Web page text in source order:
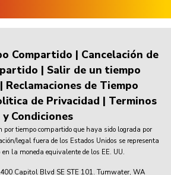
Compartido | Cancelación de
| Salir de un tiempo
| Reclamaciones de Tiempo
de Privacidad | Terminos
y Condiciones
por tiempo compartido que haya sido lograda por
legal fuera de los Estados Unidos se representa
en la moneda equivalente de los EE. UU.
Capitol Blvd SE STE 101. Tumwater, WA